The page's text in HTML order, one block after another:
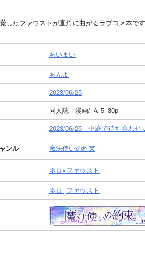
したファウストが直角に曲がるラブコメ本で
あいまい
あんよ
2023/06/25
同人誌 - 漫画/ Ａ５ 30p
2023/06/25 中庭で待ち合わせ
ンル 魔法使いの約束
ネロ×ファウスト
ネロ ファウスト